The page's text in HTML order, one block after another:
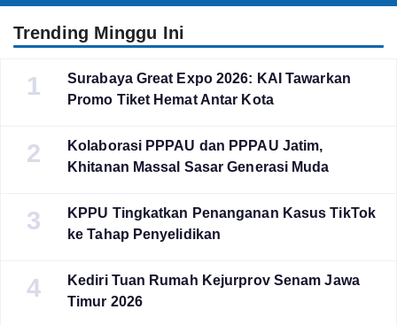
Trending Minggu Ini
1
Surabaya Great Expo 2026: KAI Tawarkan
Promo Tiket Hemat Antar Kota
2
Kolaborasi PPPAU dan PPPAU Jatim,
Khitanan Massal Sasar Generasi Muda
3
KPPU Tingkatkan Penanganan Kasus TikTok
ke Tahap Penyelidikan
4
Kediri Tuan Rumah Kejurprov Senam Jawa
Timur 2026